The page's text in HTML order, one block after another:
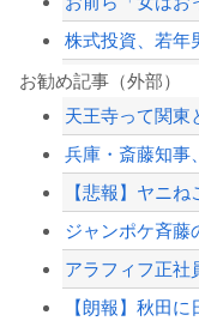
【速報】 中国
お勧め記事（外部）
天王寺って関東